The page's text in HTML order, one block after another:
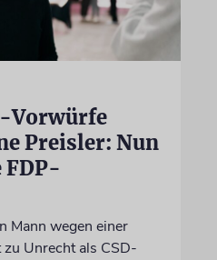
Vorwürfe
Preisler: Nun
Mann wegen einer
Unrecht als CSD-